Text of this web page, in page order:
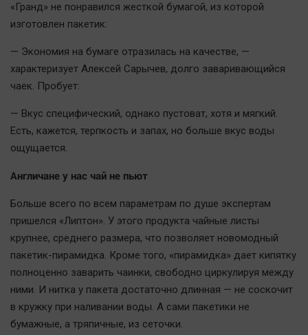
Светская жизнь
«Гранд» не понравился жесткой бумагой, из которой
изготовлен пакетик:
— Экономия на бумаге отразилась на качестве, —
характеризует Алексей Сарычев, долго заваривающийся
чаек. Пробует:
— Вкус специфический, однако пустоват, хотя и мягкий.
Есть, кажется, терпкость и запах, но больше вкус воды
ощущается.
Англичане у нас чай не пьют
Больше всего по всем параметрам по душе экспертам
пришелся «Липтон». У этого продукта чайные листы
крупнее, среднего размера, что позволяет новомодный
пакетик-пирамидка. Кроме того, «пирамидка» дает кипятку
полноценно заварить чаинки, свободно циркулируя между
ними. И нитка у пакета достаточно длинная — не соскочит
в кружку при наливании воды. А сами пакетики не
бумажные, а тряпичные, из сеточки.